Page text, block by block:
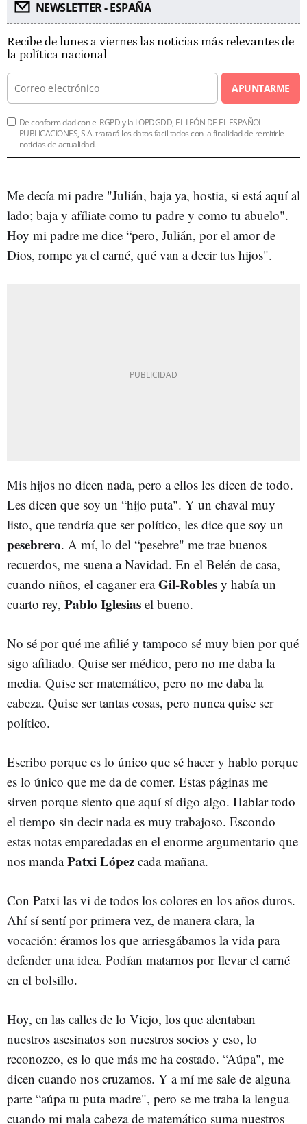
NEWSLETTER - ESPAÑA
Recibe de lunes a viernes las noticias más relevantes de
la política nacional
APUNTARME
De conformidad con el RGPD y la LOPDGDD, EL LEÓN DE EL ESPAÑOL
PUBLICACIONES, S.A. tratará los datos facilitados con la finalidad de remitirle
noticias de actualidad.
Me decía mi padre "Julián, baja ya, hostia, si está aquí al
lado; baja y afíliate como tu padre y como tu abuelo".
Hoy mi padre me dice “pero, Julián, por el amor de
Dios, rompe ya el carné, qué van a decir tus hijos".
Mis hijos no dicen nada, pero a ellos les dicen de todo.
Les dicen que soy un “hijo puta". Y un chaval muy
listo, que tendría que ser político, les dice que soy un
pesebrero. A mí, lo del “pesebre" me trae buenos
recuerdos, me suena a Navidad. En el Belén de casa,
cuando niños, el caganer eraGil-Robles y había un
cuarto rey, Pablo Iglesias el bueno.
No sé por qué me afilié y tampoco sé muy bien por qué
sigo afiliado. Quise ser médico, pero no me daba la
media. Quise ser matemático, pero no me daba la
cabeza. Quise ser tantas cosas, pero nunca quise ser
político.
Escribo porque es lo único que sé hacer y hablo porque
es lo único que me da de comer. Estas páginas me
sirven porque siento que aquí sí digo algo. Hablar todo
el tiempo sin decir nada es muy trabajoso. Escondo
estas notas emparedadas en el enorme argumentario que
nos mandaPatxi López cada mañana.
Con Patxi las vi de todos los colores en los años duros.
Ahí sí sentí por primera vez, de manera clara, la
vocación: éramos los que arriesgábamos la vida para
defender una idea. Podían matarnos por llevar el carné
en el bolsillo.
Hoy, en las calles de lo Viejo, los que alentaban
nuestros asesinatos son nuestros socios y eso, lo
reconozco, es lo que más me ha costado. “Aúpa", me
dicen cuando nos cruzamos. Y a mí me sale de alguna
parte “aúpa tu puta madre", pero se me traba la lengua
cuando mi mala cabeza de matemático suma nuestros